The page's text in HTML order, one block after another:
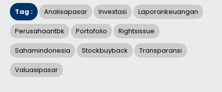
Tag : Analisapasar Investasi Laporankeuangan
Perusahaantbk Portofolio Rightsissue
Sahamindonesia Stockbuyback Transparansi
Valuasipasar